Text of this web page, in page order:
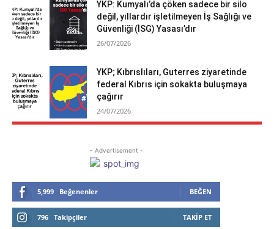
YKP: Kumyalı’da çöken sadece bir silo
değil, yıllardır işletilmeyen İş Sağlığı ve
Güvenliği (İSG) Yasası’dır
26/07/2026
YKP; Kıbrıslıları, Guterres ziyaretinde
federal Kıbrıs için sokakta buluşmaya
çağırır
24/07/2026
- Advertisement -
5,999 Beğenenler BEĞEN
796 Takipçiler TAKIP ET